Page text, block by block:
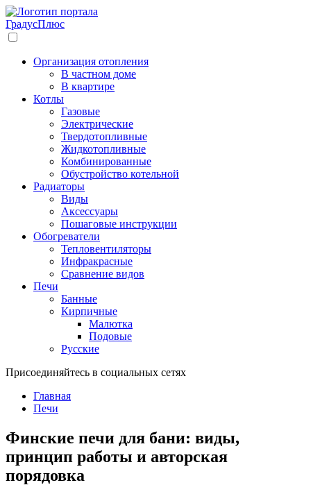
ГрадусПлюс
Организация отопления
В частном доме
В квартире
Котлы
Газовые
Электрические
Твердотопливные
Жидкотопливные
Комбинированные
Обустройство котельной
Радиаторы
Виды
Аксессуары
Пошаговые инструкции
Обогреватели
Тепловентиляторы
Инфракрасные
Сравнение видов
Печи
Банные
Кирпичные
Малютка
Подовые
Русские
Присоединяйтесь в социальных сетях
Главная
Печи
Финские печи для бани: виды,
принцип работы и авторская
порядовка